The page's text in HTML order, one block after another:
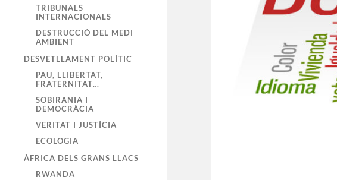
TRIBUNALS
INTERNACIONALS
DESTRUCCIÓ DEL MEDI
AMBIENT
DESVETLLAMENT POLÍTIC
PAU, LLIBERTAT,
FRATERNITAT…
SOBIRANIA I
DEMOCRÀCIA
VERITAT I JUSTÍCIA
ECOLOGIA
ÀFRICA DELS GRANS LLACS
RWANDA